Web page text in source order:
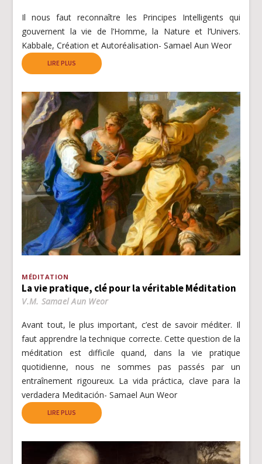
Il nous faut reconnaître les Principes Intelligents qui
gouvernent la vie de l’Homme, la Nature et l’Univers.
Kabbale, Création et Autoréalisation- Samael Aun Weor
LIRE PLUS
MÉDITATION
La vie pratique, clé pour la véritable Méditation
V.M. Samael Aun Weor
Avant tout, le plus important, c’est de savoir méditer. Il
faut apprendre la technique correcte. Cette question de la
méditation est difficile quand, dans la vie pratique
quotidienne, nous ne sommes pas passés par un
entraînement rigoureux. La vida práctica, clave para la
verdadera Meditación- Samael Aun Weor
LIRE PLUS